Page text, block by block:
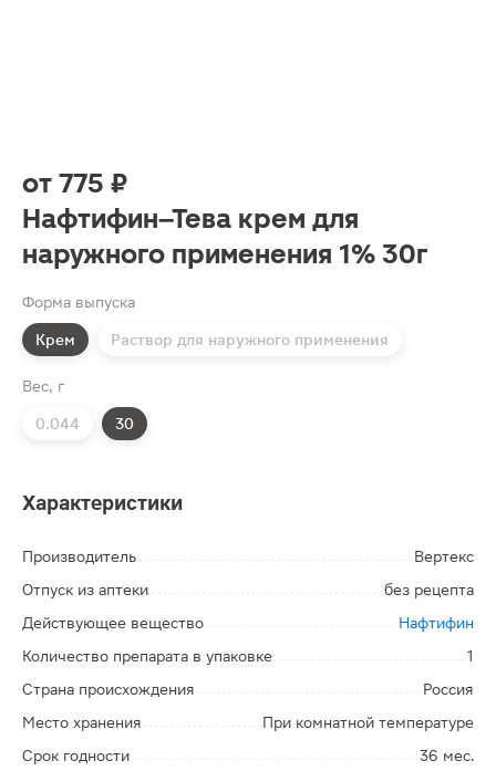
от 775 ₽
Нафтифин–Тева крем для
наружного применения 1% 30г
Форма выпуска
Крем Раствор для наружного применения
Вес, г
0.044 30
Характеристики
Производитель
Вертекс
Отпуск из аптеки
без рецепта
Действующее вещество
Нафтифин
Количество препарата в упаковке
1
Страна происхождения
Россия
Место хранения
При комнатной температуре
Срок годности
36 мес.